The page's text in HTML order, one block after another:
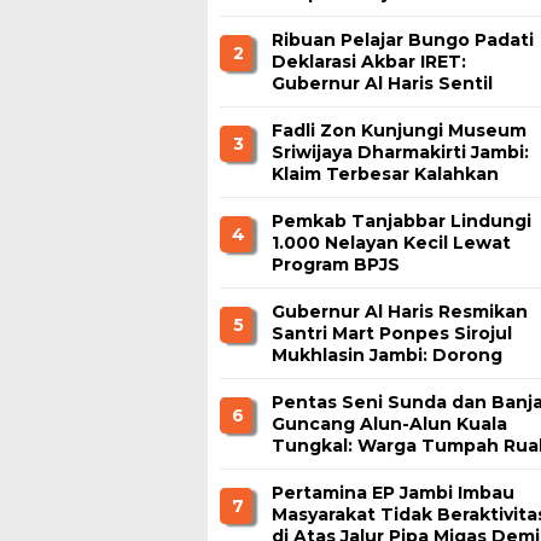
2
Ribuan Pelajar Bungo Padati
Deklarasi Akbar IRET:
Gubernur Al Haris Sentil
Radikalisme
3
Fadli Zon Kunjungi Museum
Sriwijaya Dharmakirti Jambi:
Klaim Terbesar Kalahkan
4
Pemkab Tanjabbar Lindungi
1.000 Nelayan Kecil Lewat
Program BPJS
5
Gubernur Al Haris Resmikan
Santri Mart Ponpes Sirojul
Mukhlasin Jambi: Dorong
Pesantren
6
Pentas Seni Sunda dan
Guncang Alun-Alun Kuala
Tungkal: Warga Tumpah
7
Pertamina EP Jambi Imbau
Masyarakat Tidak
di Atas Jalur Pipa Migas Demi